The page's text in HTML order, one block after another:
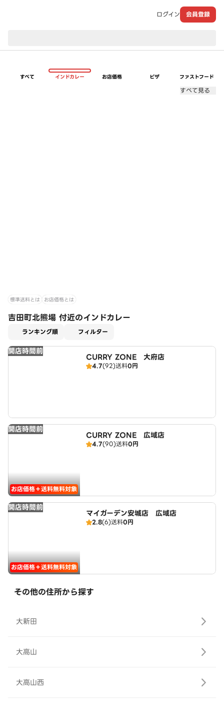
ログイン 会員登録
すべて インドカレー お店価格 ピザ ファストフード
すべて見る
標準送料とは お店価格とは
吉田町北熊場 付近のインドカレー
ランキング順 フィルター
開店時間前
CURRY ZONE 大府店
4.7(92)送料0円
開店時間前
お店価格＋送料無料対象
CURRY ZONE 広域店
4.7(90)送料0円
開店時間前
お店価格＋送料無料対象
マイガーデン安城店 広域店
2.8(6)送料0円
その他の住所から探す
大新田
大高山
大高山西